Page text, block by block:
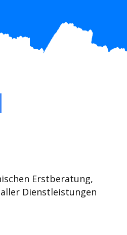
Erstberatung,
Dienstleistungen